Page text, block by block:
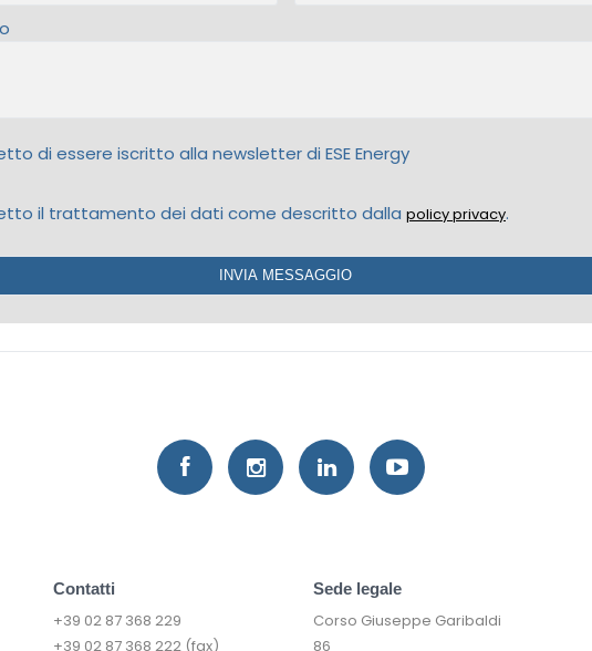
di essere iscritto alla newsletter di ESE Energy
il trattamento dei dati come descritto dalla policy privacy.
Contatti
+39 02 87 368 229
+39 02 87 368 222 (fax)
Sede legale
Corso Giuseppe Garibaldi
86